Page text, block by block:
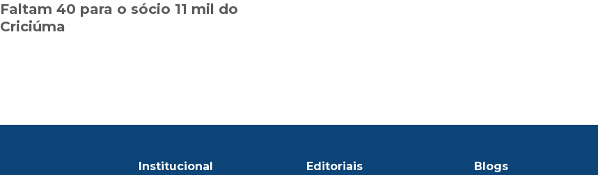
Faltam 40 para o sócio 11 mil do
Criciúma
Institucional Editoriais Blogs